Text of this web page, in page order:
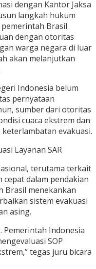
dengan Kantor Jaksa
langkah hukum
Brasil
dengan otoritas
warga negara di luar
akan melanjutkan
Indonesia belum
pernyataan
sumber dari otoritas
cuaca ekstrem dan
evakuasi.
Layanan SAR
terutama terkait
dalam pendakian
Brasil menekankan
sistem evakuasi
asing.
Pemerintah Indonesia
SOP
tegas juru bicara